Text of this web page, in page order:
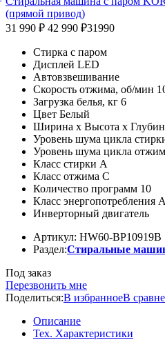
(прямой привод)
31 990 ₽ 42 990 ₽31990
Стирка с паром
Дисплей LED
Автовзвешивание
Скорость отжима, об/мин
Загрузка белья, кг 6
Цвет Белый
Ширина х Высота х
Уровень шума цикла
Уровень шума цикла
Класс стирки A
Класс отжима C
Количество программ 10
Класс энергопотребления
Инверторный двигатель
Артикул: HW60-BP10919B
Раздел:Стиральные
Под заказ
Перезвонить мне
Поделиться:В избранноеВ
Описание
Тех. Характеристики